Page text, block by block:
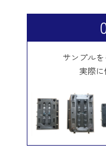
サンプル
実際